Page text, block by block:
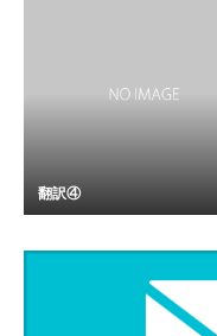
翻訳④